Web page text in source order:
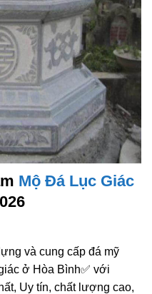
Mộ Đá Lục Giác
và cung cấp đá mỹ
ở Hòa Bình✅ với
Uy tín, chất lượng cao,